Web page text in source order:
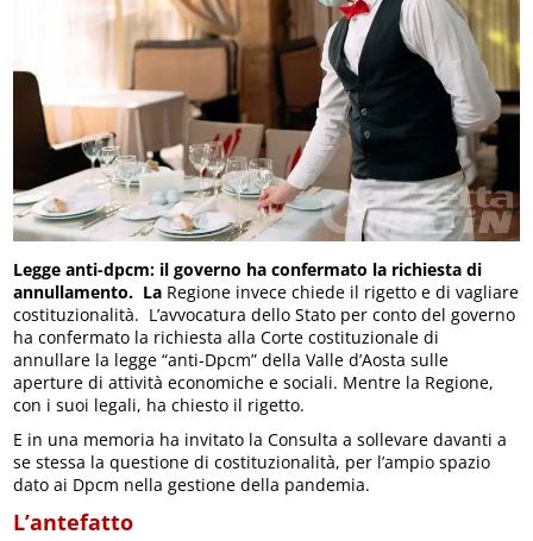
Legge anti-dpcm: il governo ha confermato la richiesta di
annullamento. La Regione invece chiede il rigetto e di vagliare
costituzionalità. L’avvocatura dello Stato per conto del governo
ha confermato la richiesta alla Corte costituzionale di
annullare la legge “anti-Dpcm” della Valle d’Aosta sulle
aperture di attività economiche e sociali. Mentre la Regione,
con i suoi legali, ha chiesto il rigetto.
E in una memoria ha invitato la Consulta a sollevare davanti a
se stessa la questione di costituzionalità, per l’ampio spazio
dato ai Dpcm nella gestione della pandemia.
L’antefatto